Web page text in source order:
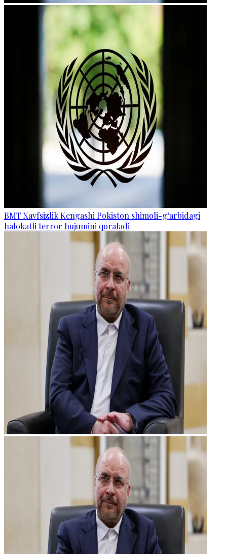
BMT Xavfsizlik Kengashi Pokiston shimoli-g‘arbidagi
halokatli terror hujumini qoraladi